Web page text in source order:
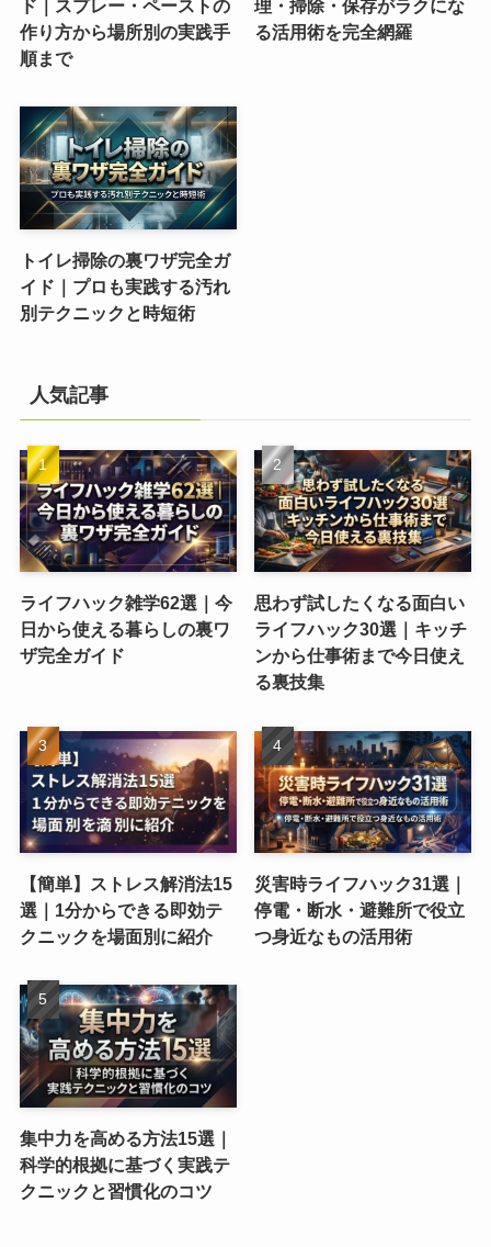
ド｜スプレー・ペーストの
作り方から場所別の実践手
順まで
理・掃除・保存がラクにな
る活用術を完全網羅
トイレ掃除の裏ワザ完全ガ
イド｜プロも実践する汚れ
別テクニックと時短術
人気記事
ライフハック雑学62選｜今
日から使える暮らしの裏ワ
ザ完全ガイド
思わず試したくなる面白い
ライフハック30選｜キッチ
ンから仕事術まで今日使え
る裏技集
【簡単】ストレス解消法15
選｜1分からできる即効テ
クニックを場面別に紹介
災害時ライフハック31選｜
停電・断水・避難所で役立
つ身近なもの活用術
集中力を高める方法15選｜
科学的根拠に基づく実践テ
クニックと習慣化のコツ